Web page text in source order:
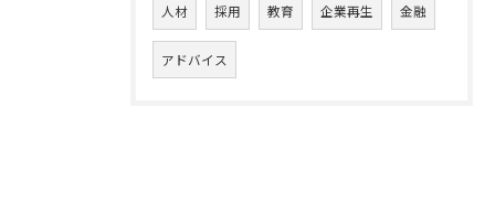
人材 採用 教育 企業再生 金融
アドバイス